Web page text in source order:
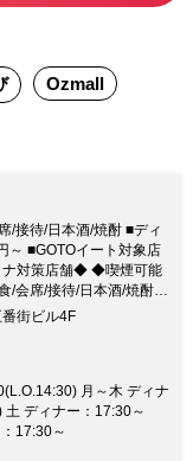
Ozmall
/接待/日本酒/焼酎 ■ディ
～ ■GOTOイート対象店
対策店舗◆ ◆喫煙可能
/会席/接待/日本酒/焼酎 ■
円～ ■GOTOイート対
のテーマは… ■秋の
理長と食材を活かした
歩１分／ご予約個室確約
」を守ります】 ・対面
テーブルやお座席等の
レー設置※入店時必ず
街ビル4F
月～木 ディナ
ディナー：17:30～
17:30～